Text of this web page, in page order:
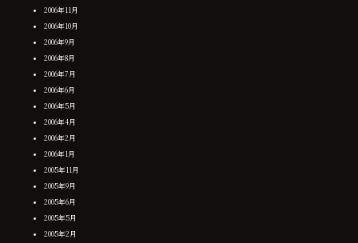
2006年11月
2006年10月
2006年9月
2006年8月
2006年7月
2006年6月
2006年5月
2006年4月
2006年2月
2006年1月
2005年11月
2005年9月
2005年6月
2005年5月
2005年2月